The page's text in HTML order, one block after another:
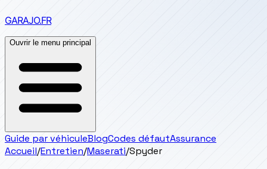
GARAJO.FR
Ouvrir le menu principal
Guide par véhiculeBlogCodes défautAssurance
Accueil/Entretien/Maserati/Spyder